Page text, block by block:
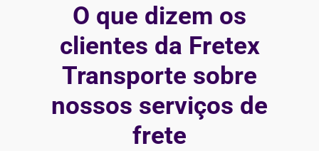
O que dizem os
clientes da Fretex
Transporte sobre
nossos serviços de
frete